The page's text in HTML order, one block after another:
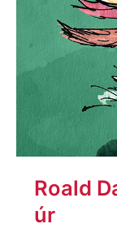
Roald
úr